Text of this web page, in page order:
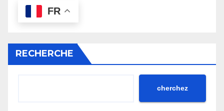
FR
RECHERCHE
cherchez